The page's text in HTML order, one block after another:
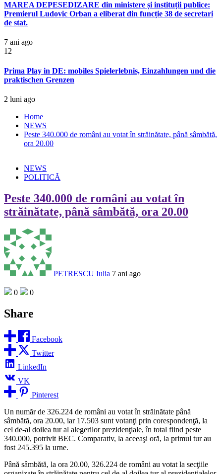
MAREA DEPESEDIZARE din ministere și instituții publice:
Premierul Ludovic Orban a eliberat din funcție 38 de secretari
de stat.
7 ani ago
12
Prima Play in DE: mobiles Spielerlebnis, Einzahlungen und die
praktischen Grenzen
2 luni ago
Home
NEWS
Peste 340.000 de români au votat în străinătate, până sâmbătă,
ora 20.00
NEWS
POLITICĂ
Peste 340.000 de români au votat în
străinătate, până sâmbătă, ora 20.00
PETRESCU Iulia 7 ani ago
0 0
Share
Facebook
Twitter
LinkedIn
VK
Pinterest
Un număr de 326.224 de români au votat în străinătate până
sâmbătă, ora 20.00, iar 17.503 sunt votanţi prin corespondenţă, la
cel de-al doilea tur al alegerilor prezidenţiale, în total fiind peste
340.000, potrivit BEC. Comparativ, la aceeaşi oră, la primul tur au
fost 245.395 la urne.
Până sâmbătă, la ora 20.00, 326.224 de români au votat la secţiile